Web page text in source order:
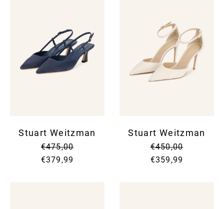
Stuart Weitzman
€475,00
€379,99
Stuart Weitzman
€450,00
€359,99